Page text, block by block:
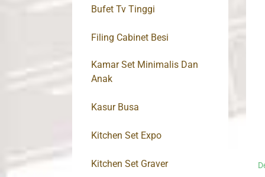
Bufet Tv Tinggi
Filing Cabinet Besi
Kamar Set Minimalis Dan
Anak
Kasur Busa
Kitchen Set Expo
Kitchen Set Graver